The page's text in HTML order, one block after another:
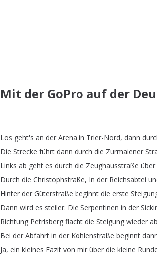
Mit der GoPro auf der
Los geht's an der Arena in Trier-Nord, dann
Die Strecke führt dann durch die Zurmaiener
Links ab geht es durch die Zeughausstraße über
Durch die Christophstraße, In der Reichsabtei
Hinter der Güterstraße beginnt die erste
Dann wird es steiler. Die Serpentinen in der
Richtung Petrisberg flacht die Steigung wieder ab
Bei der Abfahrt in der Kohlenstraße beginnt dann
Ja, ein kleines Fazit von mir über die kleine Runde